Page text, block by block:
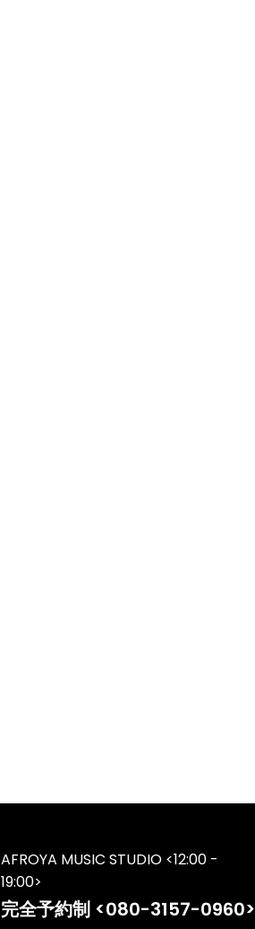
AFROYA MUSIC STUDIO <12:00 -
19:00>
完全予約制 <080-3157-0960>